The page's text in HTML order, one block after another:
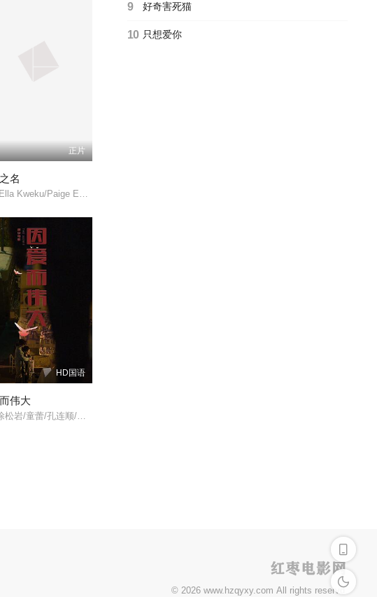
正片
名
Ella Kweku/Paige Emerson/George Kopsidas/Ioannis Papazisis/George Kavgalakis/Devin Mills/迈克尔·安吉斯/Anna Tzanakaki/
HD国语
伟大
/童蕾/孔连顺/黄佳军/韩远琪/郭涛/赵亮/淳于珊珊/晋松/刘亚津/
9 好奇害死猫
10 只想爱你
深色模式
© 2026 www.hzqyxy.com All rights reservd.